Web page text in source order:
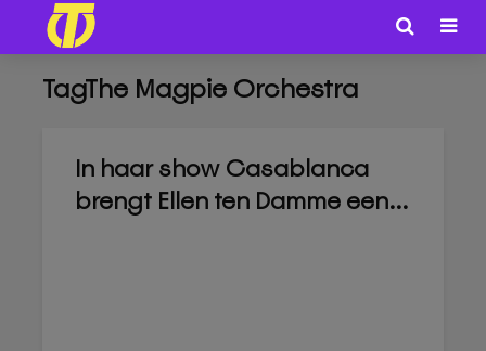
TagThe Magpie Orchestra
In haar show Casablanca
brengt Ellen ten Damme een...